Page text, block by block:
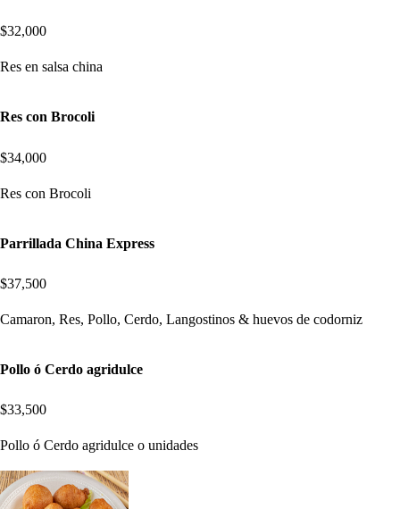
$32,000
Res en salsa china
Res con Brocoli
$34,000
Res con Brocoli
Parrillada China Express
$37,500
Camaron, Res, Pollo, Cerdo, Langostinos & huevos de codorniz
Pollo ó Cerdo agridulce
$33,500
Pollo ó Cerdo agridulce o unidades